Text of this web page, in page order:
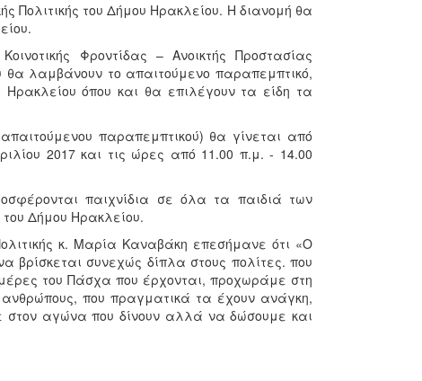
Πολιτικής του Δήμου Ηρακλείου. Η διανομή θα
Φροντίδας – Ανοικτής Προστασίας
λαμβάνουν το απαιτούμενο παραπεμπτικό,
όπου και θα επιλέγουν τα είδη τα
παραπεμπτικού) θα γίνεται από
2017 και τις ώρες από 11.00 π.μ. - 14.00
παιχνίδια σε όλα τα παιδιά των
Δήμου Ηρακλείου.
κ. Μαρία Καναβάκη επεσήμανε ότι «Ο
συνεχώς δίπλα στους πολίτες. που
του Πάσχα που έρχονται, προχωράμε στη
που πραγματικά τα έχουν ανάγκη,
στον αγώνα που δίνουν αλλά να δώσουμε και